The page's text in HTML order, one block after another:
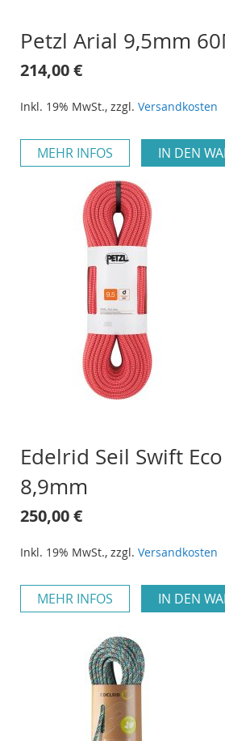
Petzl Arial 9,5mm
214,00 €
Inkl. 19% MwSt., zzgl. Versandkosten
MEHR INFOS IN DEN
Edelrid Seil Swift
8,9mm
250,00 €
Inkl. 19% MwSt., zzgl. Versandkosten
MEHR INFOS IN DEN